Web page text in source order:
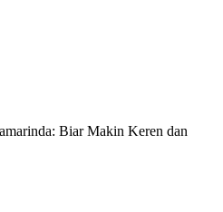
Biar Makin Keren dan